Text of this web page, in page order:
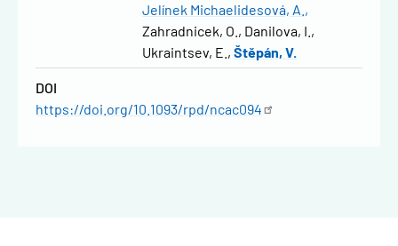
Jelínek Michaelidesová, A.
Zahradnicek, O.
Danilova, I.
Ukraintsev, E.
Štěpán, V.
DOI
https://doi.org/10.1093/rpd/ncac094